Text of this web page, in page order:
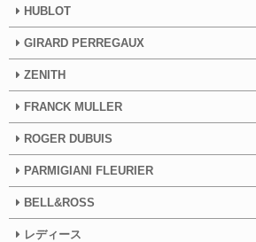
HUBLOT
GIRARD PERREGAUX
ZENITH
FRANCK MULLER
ROGER DUBUIS
PARMIGIANI FLEURIER
BELL&ROSS
レディース